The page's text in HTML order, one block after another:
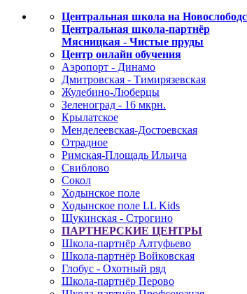
Центральная школа на
Центральная школа-партнёр
Мясницкая - Чистые пруды
Центр онлайн обучения
Аэропорт - Динамо
Дмитровская - Тимирязевская
Жулебино-Люберцы
Зеленоград - 16 мкрн.
Крылатское
Менделеевская-Достоевская
Отрадное
Римская-Площадь Ильича
Свиблово
Сокол
Ходынское поле
Ходынское поле LL Kids
Щукинская - Строгино
ПАРТНЕРСКИЕ ЦЕНТРЫ
Школа-партнёр Алтуфьево
Школа-партнёр Войковская
Глобус - Охотный ряд
Школа-партнёр Перово